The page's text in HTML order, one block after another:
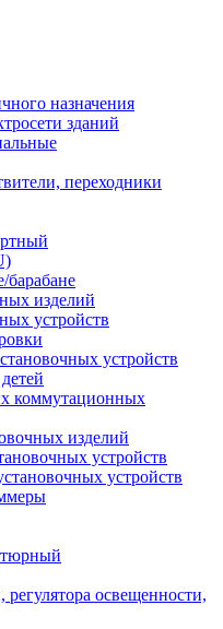
назначения
зданий
переходники
барабане
изделий
устройств
устройств
коммутационных
изделий
устройств
устройств
освещенности,